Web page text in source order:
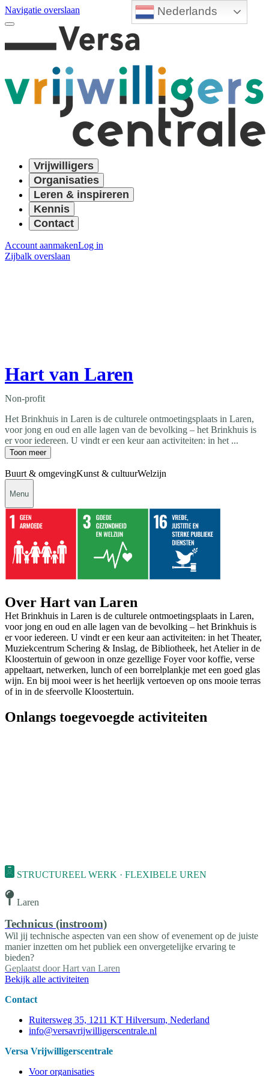
Nederlands
Navigatie overslaan
Vrijwilligers
Organisaties
Leren & inspireren
Kennis
Contact
Account aanmakenLog in
Zijbalk overslaan
Hart van Laren
Non-profit
Het Brinkhuis in Laren is de culturele ontmoetingsplaats in Laren,
voor jong en oud en alle lagen van de bevolking – het Brinkhuis is
er voor iedereen. U vindt er een keur aan activiteiten: in het ...
Toon meer
Buurt & omgevingKunst & cultuurWelzijn
Menu
Over Hart van Laren
Het Brinkhuis in Laren is de culturele ontmoetingsplaats in Laren,
voor jong en oud en alle lagen van de bevolking – het Brinkhuis is
er voor iedereen. U vindt er een keur aan activiteiten: in het Theater,
Muziekcentrum Schering & Inslag, de Bibliotheek, het Atelier in de
Kloostertuin of gewoon in onze gezellige Foyer voor koffie, verse
appeltaart, netwerken, lunch of een borrelplankje met een goed glas
wijn. En bij mooi weer is het heerlijk vertoeven op ons mooie terras
of in in de sfeervolle Kloostertuin.
Onlangs toegevoegde activiteiten
STRUCTUREEL WERK · FLEXIBELE UREN
Laren
Technicus (instroom)
Wil jij technische aspecten van een show of evenement op de juiste
manier inzetten om het publiek een onvergetelijke ervaring te
bieden?
Geplaatst door Hart van Laren
Bekijk alle activiteiten
Contact
Ruitersweg 35, 1211 KT Hilversum, Nederland
info@versavrijwilligerscentrale.nl
Versa Vrijwilligerscentrale
Voor organisaties